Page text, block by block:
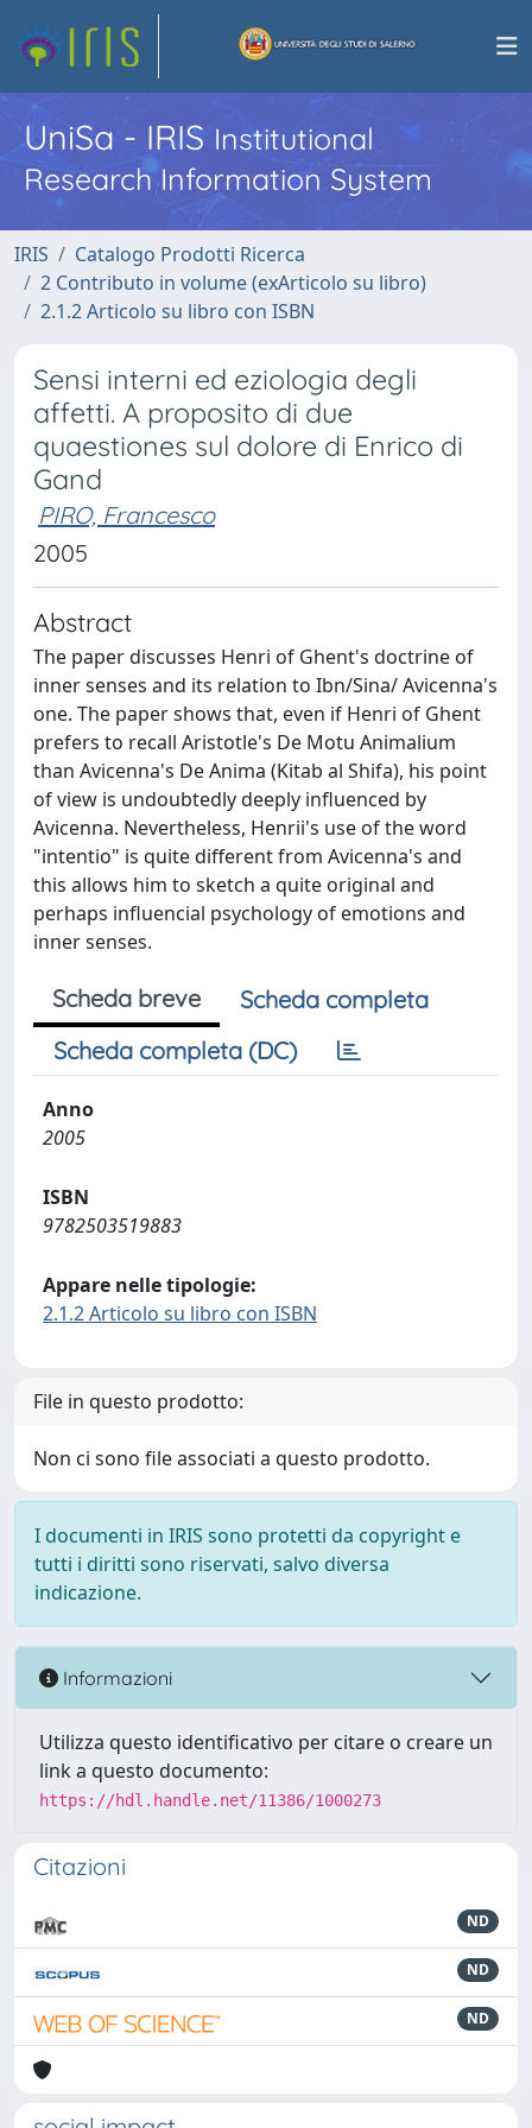
UniSa - IRISInstitutional
Research Information System
IRIS
Catalogo Prodotti Ricerca
2 Contributo in volume (exArticolo su libro)
2.1.2 Articolo su libro con ISBN
Sensi interni ed eziologia degli
affetti. A proposito di due
quaestiones sul dolore di Enrico di
Gand
PIRO, Francesco
2005
Abstract
The paper discusses Henri of Ghent's doctrine of
inner senses and its relation to Ibn/Sina/ Avicenna's
one. The paper shows that, even if Henri of Ghent
prefers to recall Aristotle's De Motu Animalium
than Avicenna's De Anima (Kitab al Shifa), his point
of view is undoubtedly deeply influenced by
Avicenna. Nevertheless, Henrii's use of the word
"intentio" is quite different from Avicenna's and
this allows him to sketch a quite original and
perhaps influencial psychology of emotions and
inner senses.
Scheda breve
Scheda completa
Scheda completa (DC)
Anno
2005
ISBN
9782503519883
Appare nelle tipologie:
2.1.2 Articolo su libro con ISBN
File in questo prodotto:
Non ci sono file associati a questo prodotto.
I documenti in IRIS sono protetti da copyright e
tutti i diritti sono riservati, salvo diversa
indicazione.
Informazioni
Utilizza questo identificativo per citare o creare un
link a questo documento:
https://hdl.handle.net/11386/1000273
Citazioni
ND
ND
ND